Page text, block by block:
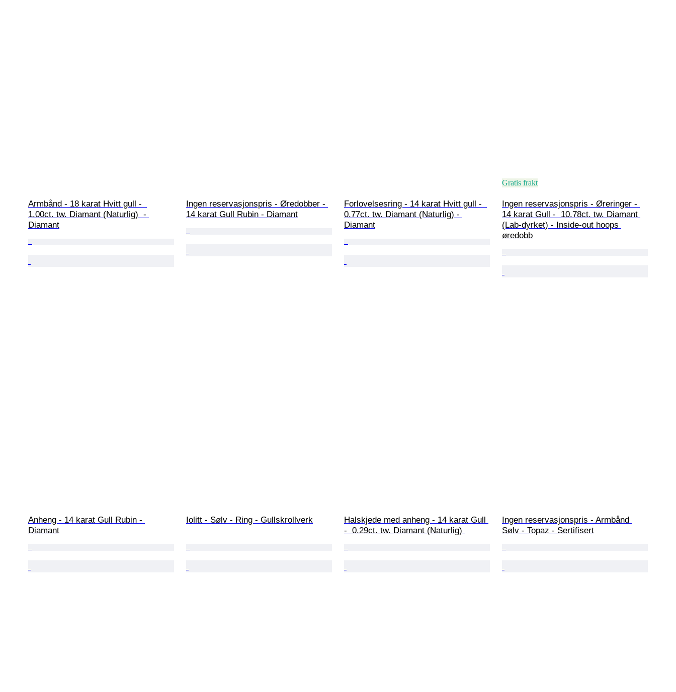
Armbånd - 18 karat Hvitt gull -
1.00ct. tw. Diamant (Naturlig)  -
Diamant
Ingen reservasjonspris - Øredobber -
14 karat Gull Rubin - Diamant
Forlovelsesring - 14 karat Hvitt gull -
0.77ct. tw. Diamant (Naturlig) -
Diamant
Gratis frakt
Ingen reservasjonspris - Øreringer -
14 karat Gull -  10.78ct. tw. Diamant
(Lab-dyrket) - Inside-out hoops
øredobb
Anheng - 14 karat Gull Rubin -
Diamant
Iolitt - Sølv - Ring - Gullskrollverk
Halskjede med anheng - 14 karat Gull
-  0.29ct. tw. Diamant (Naturlig)
Ingen reservasjonspris - Armbånd
Sølv - Topaz - Sertifisert